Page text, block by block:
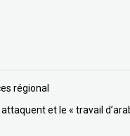
régional
et le « travail